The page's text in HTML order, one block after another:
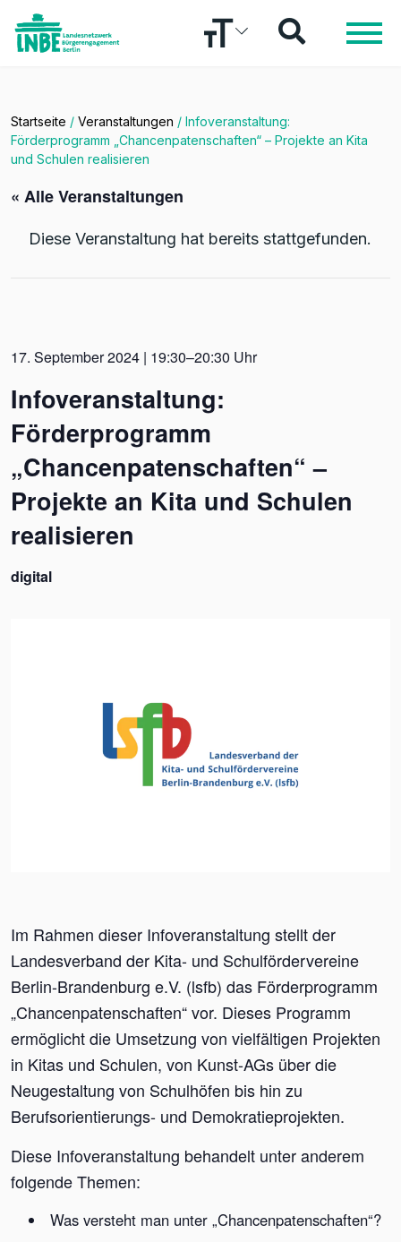
Startseite / Veranstaltungen / Infoveranstaltung:
Förderprogramm „Chancenpatenschaften“ – Projekte an Kita
und Schulen realisieren
« Alle Veranstaltungen
Diese Veranstaltung hat bereits stattgefunden.
17. September 2024 | 19:30–20:30 Uhr
Infoveranstaltung:
Förderprogramm
„Chancenpatenschaften“ –
Projekte an Kita und Schulen
realisieren
digital
Im Rahmen dieser Infoveranstaltung stellt der
Landesverband der Kita- und Schulfördervereine
Berlin-Brandenburg e.V. (lsfb) das Förderprogramm
„Chancenpatenschaften“ vor. Dieses Programm
ermöglicht die Umsetzung von vielfältigen Projekten
in Kitas und Schulen, von Kunst-AGs über die
Neugestaltung von Schulhöfen bis hin zu
Berufsorientierungs- und Demokratieprojekten.
Diese Infoveranstaltung behandelt unter anderem
folgende Themen:
Was versteht man unter „Chancenpatenschaften“?